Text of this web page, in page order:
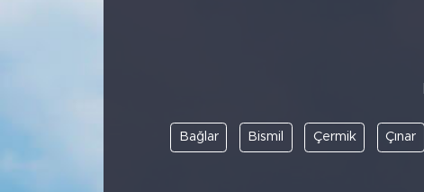
Bağlar Bismil Çermik Çınar